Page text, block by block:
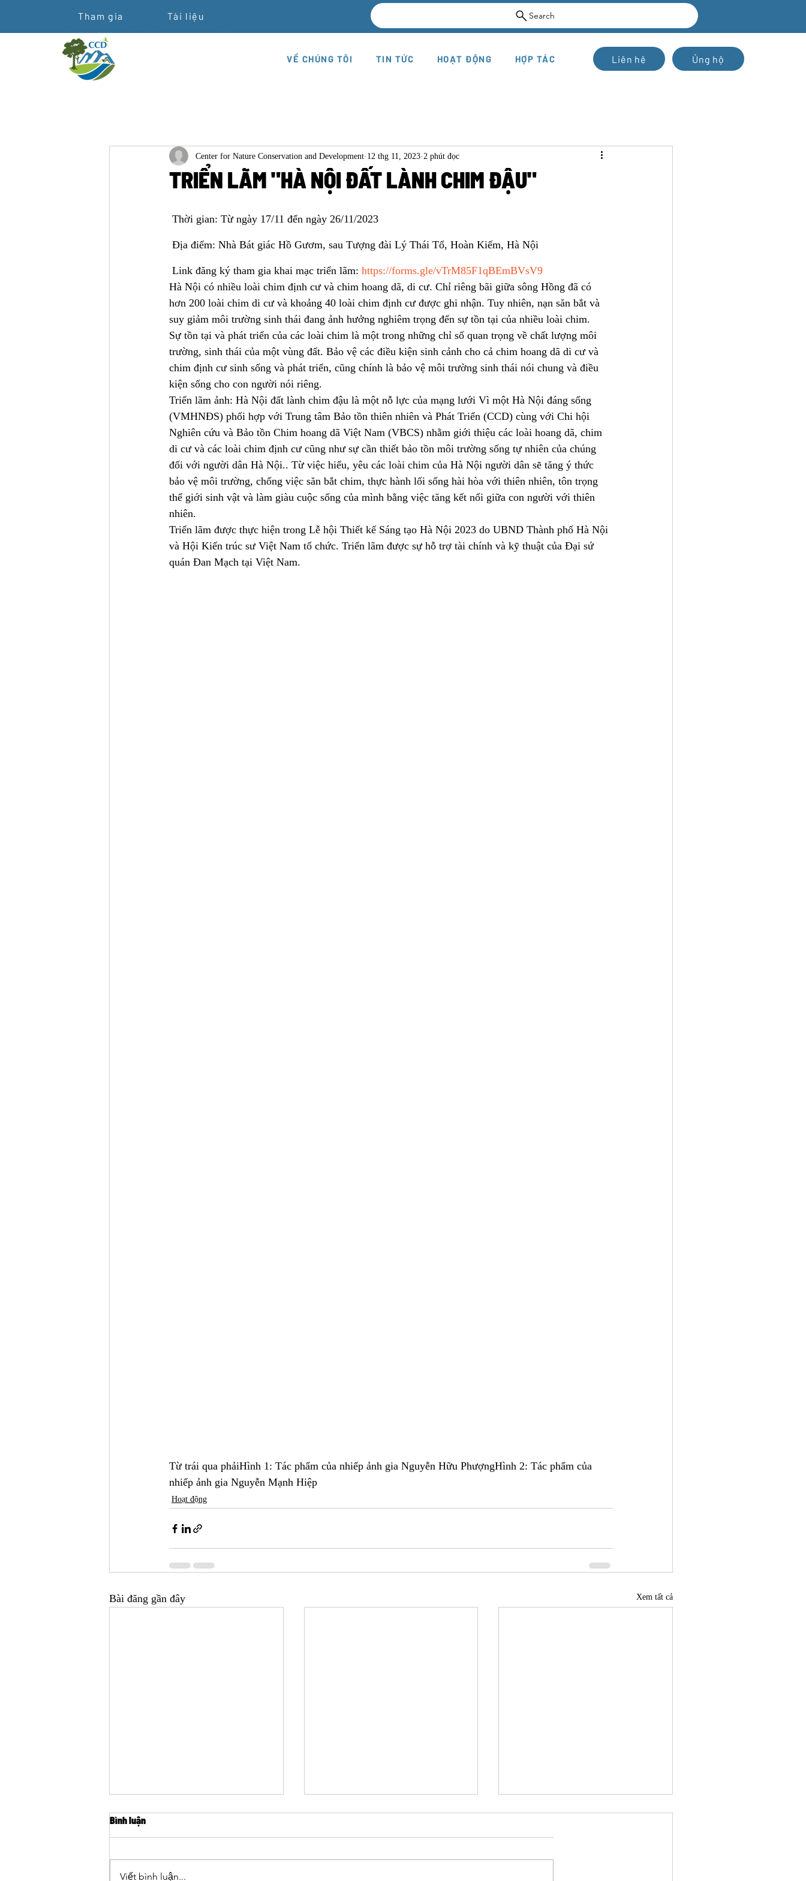
Tham gia Tài liệu Search
VỀ CHÚNG TÔI TIN TỨC HOẠT ĐỘNG HỢP TÁC Liên hệ Ủng hộ
TRIỂN LÃM "HÀ NỘI ĐẤT LÀNH CHIM ĐẬU"
Center for Nature Conservation and Development 12 thg 11, 2023 2 phút đọc
Thời gian: Từ ngày 17/11 đến ngày 26/11/2023
Địa điểm: Nhà Bát giác Hồ Gươm, sau Tượng đài Lý Thái Tổ, Hoàn Kiếm, Hà Nội
Link đăng ký tham gia khai mạc triển lãm: https://forms.gle/vTrM85F1qBEmBVsV9
Hà Nội có nhiều loài chim định cư và chim hoang dã, di cư. Chỉ riêng bãi giữa sông Hồng đã có
hơn 200 loài chim di cư và khoảng 40 loài chim định cư được ghi nhận. Tuy nhiên, nạn săn bắt và
suy giảm môi trường sinh thái đang ảnh hưởng nghiêm trọng đến sự tồn tại của nhiều loài chim.
Sự tồn tại và phát triển của các loài chim là một trong những chỉ số quan trọng về chất lượng môi
trường, sinh thái của một vùng đất. Bảo vệ các điều kiện sinh cảnh cho cả chim hoang dã di cư và
chim định cư sinh sống và phát triển, cũng chính là bảo vệ môi trường sinh thái nói chung và điều
kiện sống cho con người nói riêng.
Triển lãm ảnh: Hà Nội đất lành chim đậu là một nỗ lực của mạng lưới Vì một Hà Nội đáng sống
(VMHNĐS) phối hợp với Trung tâm Bảo tồn thiên nhiên và Phát Triển (CCD) cùng với Chi hội
Nghiên cứu và Bảo tồn Chim hoang dã Việt Nam (VBCS) nhằm giới thiệu các loài hoang dã, chim
di cư và các loài chim định cư cũng như sự cần thiết bảo tồn môi trường sống tự nhiên của chúng
đối với người dân Hà Nội.. Từ việc hiểu, yêu các loài chim của Hà Nội người dân sẽ tăng ý thức
bảo vệ môi trường, chống việc săn bắt chim, thực hành lối sống hài hòa với thiên nhiên, tôn trọng
thế giới sinh vật và làm giàu cuộc sống của mình bằng việc tăng kết nối giữa con người với thiên
nhiên.
Triển lãm được thực hiện trong Lễ hội Thiết kế Sáng tạo Hà Nội 2023 do UBND Thành phố Hà Nội
và Hội Kiến trúc sư Việt Nam tổ chức. Triển lãm được sự hỗ trợ tài chính và kỹ thuật của Đại sứ
quán Đan Mạch tại Việt Nam.
Từ trái qua phảiHình 1: Tác phẩm của nhiếp ảnh gia Nguyễn Hữu PhượngHình 2: Tác phẩm của
nhiếp ảnh gia Nguyễn Mạnh Hiệp
Hoạt động
Bài đăng gần đây Xem tất cả
Bình luận
Viết bình luận...